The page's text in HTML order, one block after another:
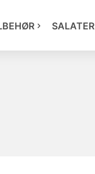
SALATER